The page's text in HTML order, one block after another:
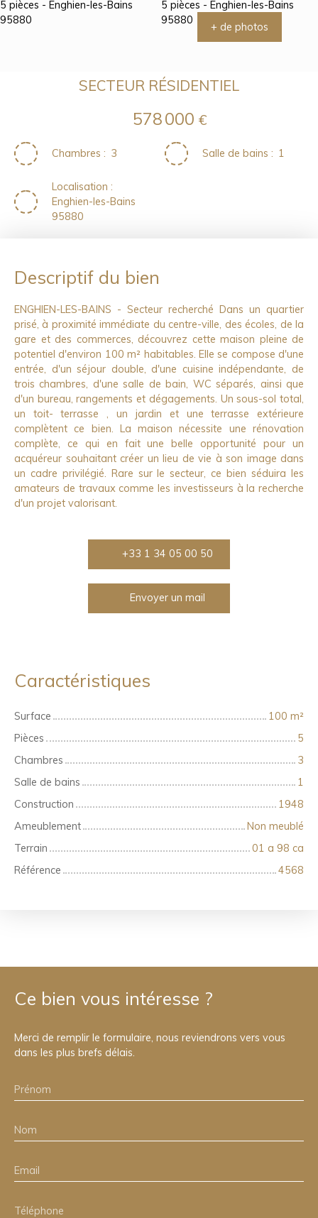
+ de photos
SECTEUR RÉSIDENTIEL
578 000 €
Chambres : 3 Salle de bains : 1
Localisation :
Enghien-les-Bains
95880
Descriptif du bien
ENGHIEN-LES-BAINS - Secteur recherché Dans un quartier
prisé, à proximité immédiate du centre-ville, des écoles, de la
gare et des commerces, découvrez cette maison pleine de
potentiel d'environ 100 m² habitables. Elle se compose d'une
entrée, d'un séjour double, d'une cuisine indépendante, de
trois chambres, d'une salle de bain, WC séparés, ainsi que
d'un bureau, rangements et dégagements. Un sous-sol total,
un toit- terrasse , un jardin et une terrasse extérieure
complètent ce bien. La maison nécessite une rénovation
complète, ce qui en fait une belle opportunité pour un
acquéreur souhaitant créer un lieu de vie à son image dans
un cadre privilégié. Rare sur le secteur, ce bien séduira les
amateurs de travaux comme les investisseurs à la recherche
d'un projet valorisant.
+33 1 34 05 00 50
Envoyer un mail
Caractéristiques
Surface 100 m²
Pièces
5
Chambres
3
Salle de bains
1
Construction
1948
Ameublement
Non meublé
Terrain
01 a 98 ca
Référence
4568
Ce bien vous intéresse ?
Merci de remplir le formulaire, nous reviendrons vers vous
dans les plus brefs délais.
Prénom
Nom
Email
Téléphone